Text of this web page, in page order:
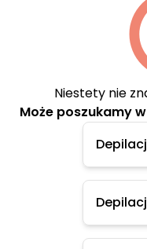
Niestety nie
Może poszukamy